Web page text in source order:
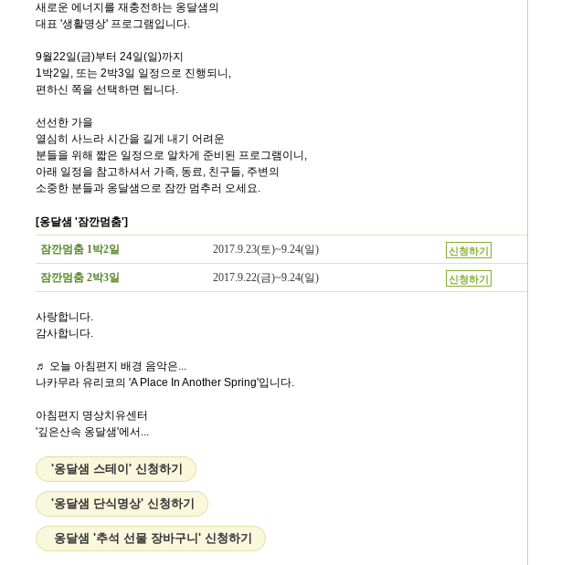
새로운 에너지를 재충전하는 옹달샘의
대표 '생활명상' 프로그램입니다.
9월22일(금)부터 24일(일)까지
1박2일, 또는 2박3일 일정으로 진행되니,
편하신 쪽을 선택하면 됩니다.
선선한 가을
열심히 사느라 시간을 길게 내기 어려운
분들을 위해 짧은 일정으로 알차게 준비된 프로그램이니,
아래 일정을 참고하셔서 가족, 동료, 친구들, 주변의
소중한 분들과 옹달샘으로 잠깐 멈추러 오세요.
[옹달샘 '잠깐멈춤']
잠깐멈춤 1박2일 2017.9.23(토)~9.24(일) 신청하기
잠깐멈춤 2박3일 2017.9.22(금)~9.24(일) 신청하기
사랑합니다.
감사합니다.
♬ 오늘 아침편지 배경 음악은...
나카무라 유리코의 'A Place In Another Spring'입니다.
아침편지 명상치유센터
'깊은산속 옹달샘'에서...
'옹달샘 스테이' 신청하기
'옹달샘 단식명상' 신청하기
옹달샘 '추석 선물 장바구니' 신청하기